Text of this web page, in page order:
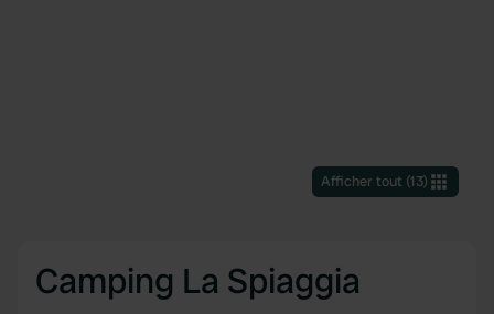
Afficher tout(13)
Camping La Spiaggia